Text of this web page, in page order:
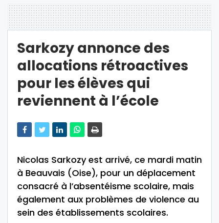
Sarkozy annonce des
allocations rétroactives
pour les élèves qui
reviennent à l’école
Nicolas Sarkozy est arrivé, ce mardi matin
à Beauvais (Oise), pour un déplacement
consacré à l’absentéisme scolaire, mais
également aux problèmes de violence au
sein des établissements scolaires.